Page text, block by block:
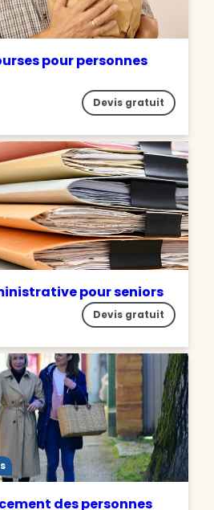
pour personnes
Devis gratuit
pour seniors
Devis gratuit
des personnes